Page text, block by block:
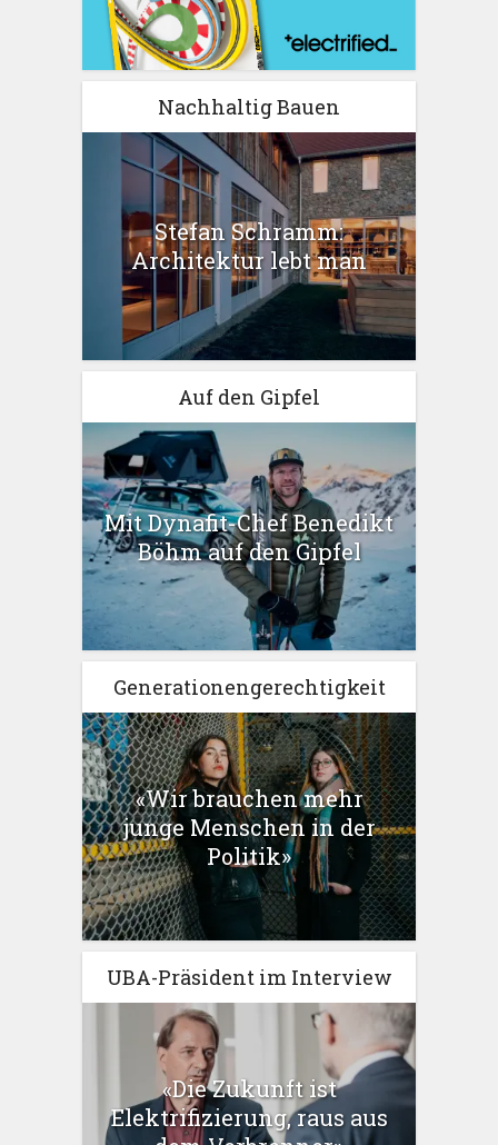
Nachhaltig Bauen
Stefan Schramm:
Architektur lebt man
Auf den Gipfel
Mit Dynafit-Chef Benedikt
Böhm auf den Gipfel
Generationengerechtigkeit
«Wir brauchen mehr
junge Menschen in der
Politik»
UBA-Präsident im Interview
«Die Zukunft ist
Elektrifizierung, raus aus